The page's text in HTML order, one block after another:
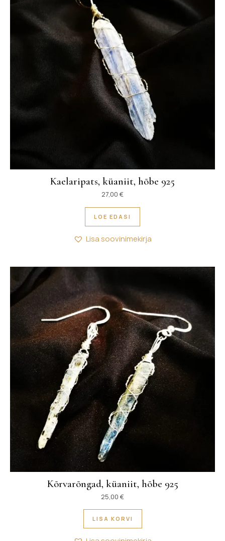
Kaelaripats, küaniit, hõbe 925
27,00 €
LOE EDASI
Lisa soovinimekirja
Kõrvarõngad, küaniit, hõbe 925
25,00 €
LISA KORVI